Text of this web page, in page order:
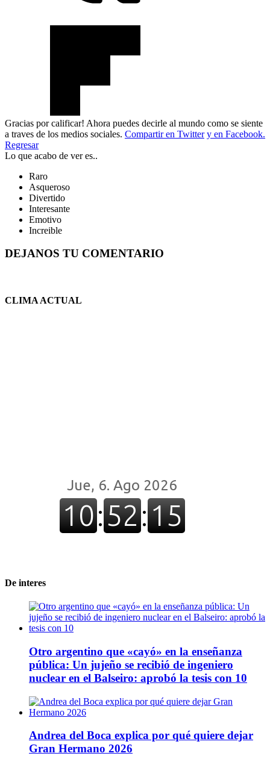
Gracias por calificar! Ahora puedes decirle al mundo como se siente
a traves de los medios sociales. Compartir en Twitter y en Facebook.
Regresar
Lo que acabo de ver es..
Raro
Asqueroso
Divertido
Interesante
Emotivo
Increible
DEJANOS TU COMENTARIO
CLIMA ACTUAL
De interes
Otro argentino que «cayó» en la enseñanza
pública: Un jujeño se recibió de ingeniero
nuclear en el Balseiro: aprobó la tesis con 10
Andrea del Boca explica por qué quiere dejar
Gran Hermano 2026